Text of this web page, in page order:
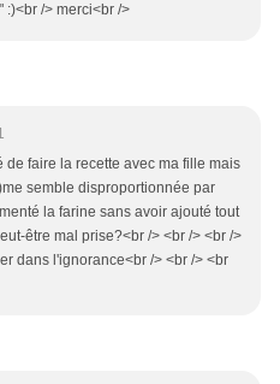
:)<br /> merci<br />
de faire la recette avec ma fille mais
semble disproportionnée par
la farine sans avoir ajouté tout
être mal prise?<br /> <br /> <br />
dans l'ignorance<br /> <br /> <br